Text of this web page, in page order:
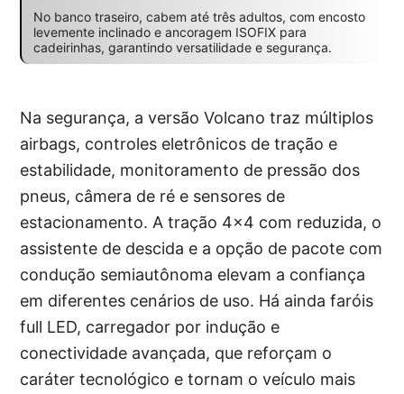
No banco traseiro, cabem até três adultos, com encosto
levemente inclinado e ancoragem ISOFIX para
cadeirinhas, garantindo versatilidade e segurança.
Na segurança, a versão Volcano traz múltiplos
airbags, controles eletrônicos de tração e
estabilidade, monitoramento de pressão dos
pneus, câmera de ré e sensores de
estacionamento. A tração 4×4 com reduzida, o
assistente de descida e a opção de pacote com
condução semiautônoma elevam a confiança
em diferentes cenários de uso. Há ainda faróis
full LED, carregador por indução e
conectividade avançada, que reforçam o
caráter tecnológico e tornam o veículo mais